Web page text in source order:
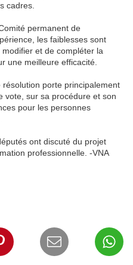
cadres.
permanent de
les faiblesses sont
et de compléter la
une meilleure efficacité.
porte principalement
vote, sur sa procédure et son
pour les personnes
ont discuté du projet
professionnelle. -VNA